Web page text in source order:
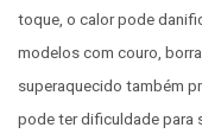
toque, o calor pode
modelos com couro,
superaquecido também
pode ter dificuldade para